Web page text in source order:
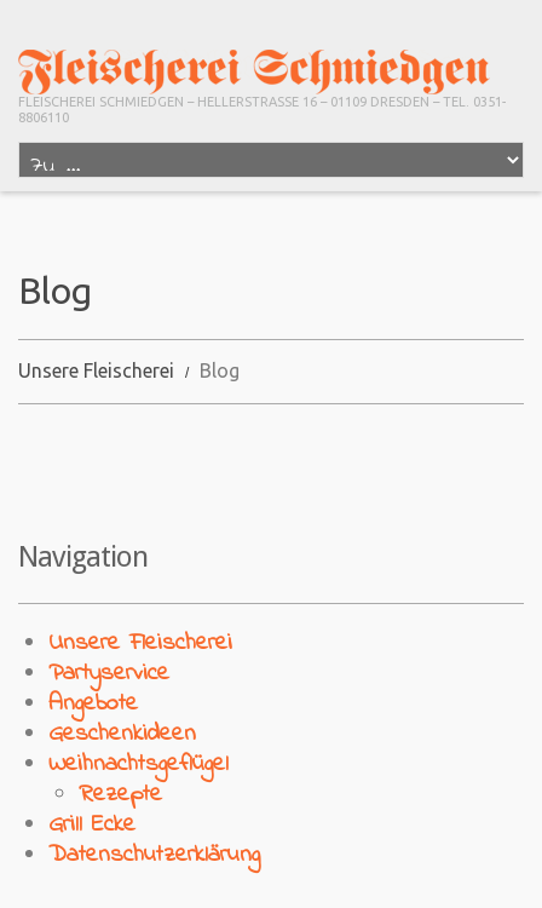
FLEISCHEREI SCHMIEDGEN – HELLERSTRASSE 16 – 01109 DRESDEN – TEL. 0351-
8806110
Blog
Unsere Fleischerei Blog
Navigation
Unsere Fleischerei
Partyservice
Angebote
Geschenkideen
Weihnachtsgeflügel
Rezepte
Grill Ecke
Datenschutzerklärung